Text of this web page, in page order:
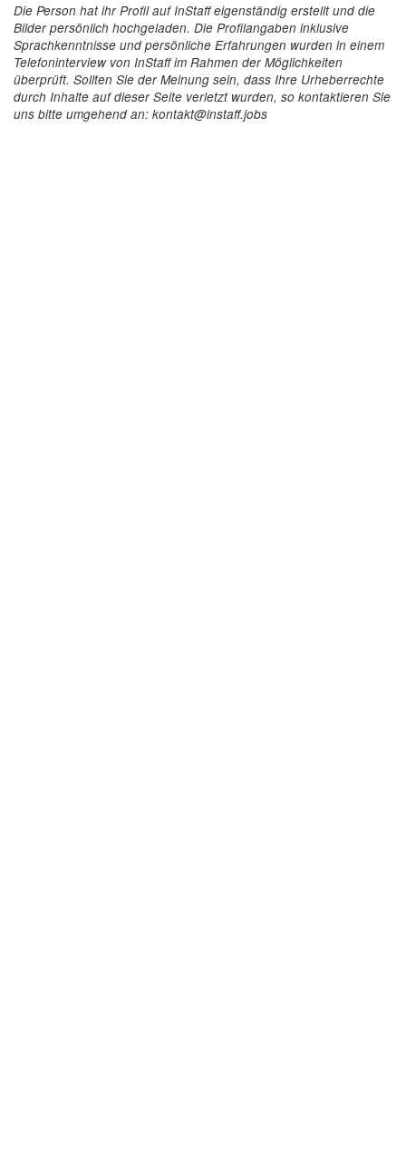
Die Person hat ihr Profil auf InStaff eigenständig erstellt und die
Bilder persönlich hochgeladen. Die Profilangaben inklusive
Sprachkenntnisse und persönliche Erfahrungen wurden in einem
Telefoninterview von InStaff im Rahmen der Möglichkeiten
überprüft. Sollten Sie der Meinung sein, dass Ihre Urheberrechte
durch Inhalte auf dieser Seite verletzt wurden, so kontaktieren Sie
uns bitte umgehend an: kontakt@instaff.jobs